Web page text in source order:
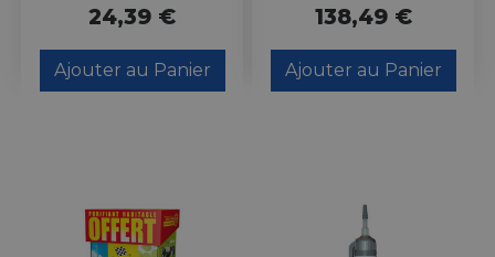
24,39 €
Ajouter au Panier
138,49 €
Ajouter au Panier